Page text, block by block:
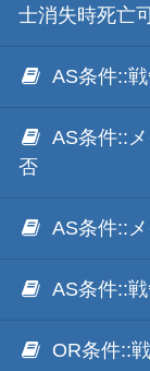
士消失時死亡
AS条件::
AS条件::
否
AS条件::
AS条件::
OR条件::
外部
外部